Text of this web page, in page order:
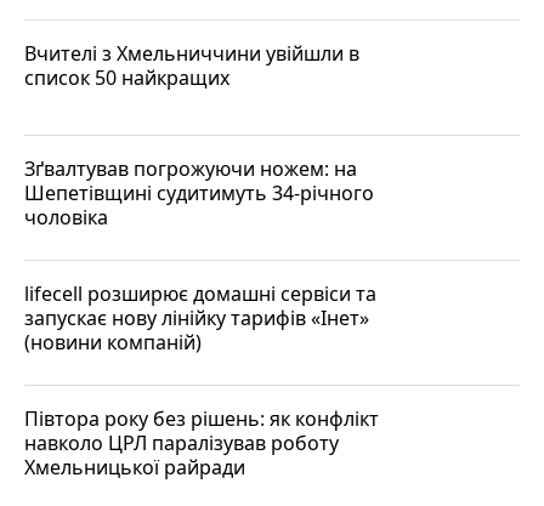
Вчителі з Хмельниччини увійшли в
список 50 найкращих
Зґвалтував погрожуючи ножем: на
Шепетівщині судитимуть 34-річного
чоловіка
lifecell розширює домашні сервіси та
запускає нову лінійку тарифів «Інет»
(новини компаній)
Півтора року без рішень: як конфлікт
навколо ЦРЛ паралізував роботу
Хмельницької райради